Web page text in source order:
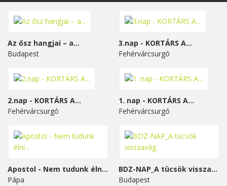
Az ősz hangjai – a...
Budapest
3.nap - KORTÁRS A...
Fehérvárcsurgó
2.nap - KORTÁRS A...
Fehérvárcsurgó
1. nap - KORTÁRS A...
Fehérvárcsurgó
Apostol - Nem tudunk élni...
Pápa
BDZ-NAP_A tücsök visszavág
Budapest